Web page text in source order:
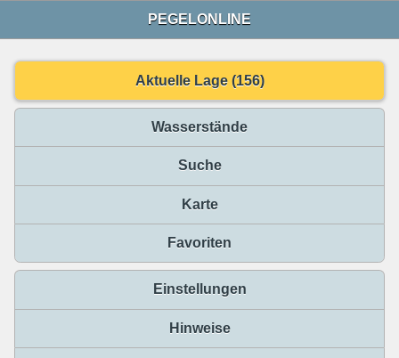
PEGELONLINE
Aktuelle Lage (156)
Wasserstände
Suche
Karte
Favoriten
Einstellungen
Hinweise